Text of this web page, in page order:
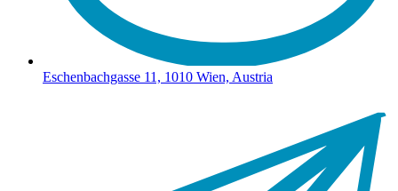
Eschenbachgasse 11, 1010 Wien, Austria